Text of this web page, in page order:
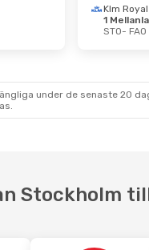
- Ons 7 Okt.
Klm Royal Dutch Airlines
1 Mellanlandning
1
STO- FAO
under de senaste 20
Stockholm